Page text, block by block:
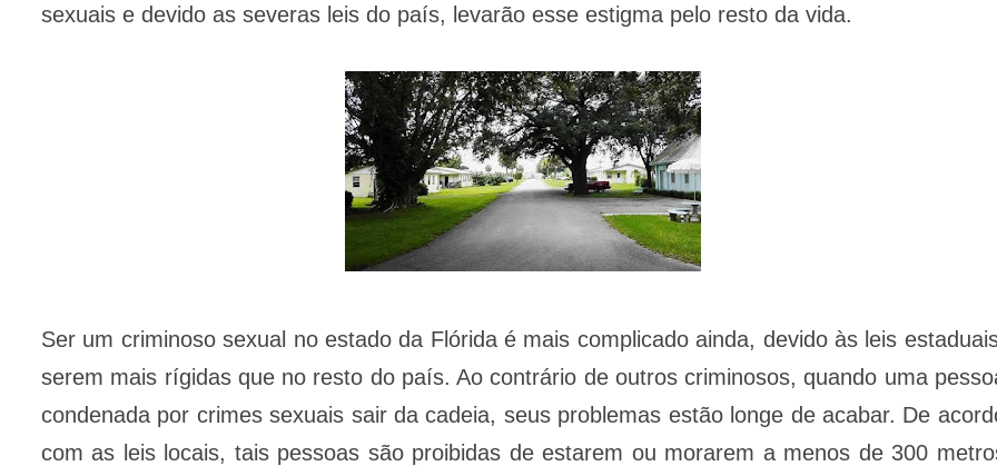
sexuais e devido as severas leis do país, levarão esse estigma pelo resto da vida.
Ser um criminoso sexual no estado da Flórida é mais complicado ainda, devido às leis
serem mais rígidas que no resto do país. Ao contrário de outros criminosos, quando uma
condenada por crimes sexuais sair da cadeia, seus problemas estão longe de acabar. De
com as leis locais, tais pessoas são proibidas de estarem ou morarem a menos de 300